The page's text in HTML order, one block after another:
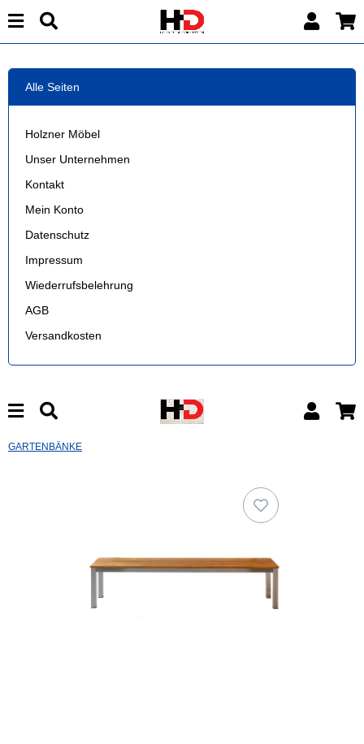
Alle Seiten
Holzner Möbel
Unser Unternehmen
Kontakt
Mein Konto
Datenschutz
Impressum
Wiederrufsbelehrung
AGB
Versandkosten
GARTENBÄNKE